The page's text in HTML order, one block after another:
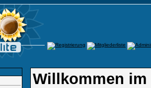
Willkommen im